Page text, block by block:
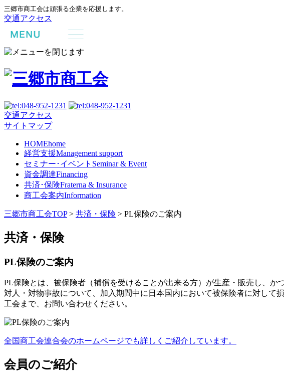
三郷市商工会は頑張る企業を応援します。
交通アクセス
交通アクセス
サイトマップ
HOMEhome
経営支援Management support
セミナー･イベント Seminar & Event
資金調達Financing
共済･保険Fraterna & Insurance
商工会案内Information
三郷市商工会TOP> 共済・保険 > PL保険のご案内
共済・保険
PL保険のご案内
PL保険とは、被保険者（補償を受けることが出来る方）が生産・販売し、
対人・対物事故について、加入期間中に日本国内において被保険者に対し
工会まで、お問い合わせください。
全国商工会連合会のホームページでも詳しくご紹介しています。
会員のご紹介